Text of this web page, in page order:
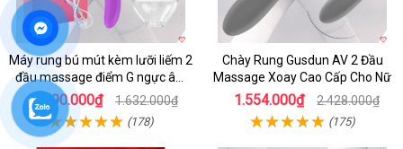
Máy rung bú mút kèm lưỡi liếm 2
đầu massage điểm G ngực âm
đạo
1.290.000₫ 1.632.000₫
(178)
Chày Rung Gusdun AV 2 Đầu
Massage Xoay Cao Cấp Cho Nữ
1.554.000₫ 2.428.000₫
(175)